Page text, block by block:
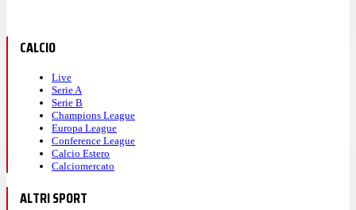
CALCIO
Live
Serie A
Serie B
Champions League
Europa League
Conference League
Calcio Estero
Calciomercato
ALTRI SPORT